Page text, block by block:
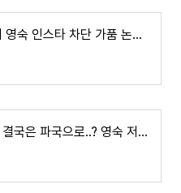
나는 솔로 16기 영숙 인스타 차단 가품 논란에 이어 방송 본 전남편이 오열한 사연 밝혀지자 충격
나는솔로 16기 결국은 파국으로..? 영숙 저격글에 옥순 출연자 외모 비하 악플 또 주작 논란 - 트